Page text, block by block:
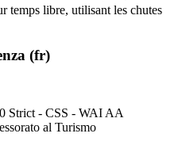
libre, utilisant les chutes
(fr)
Strict - CSS - WAI AA
al Turismo